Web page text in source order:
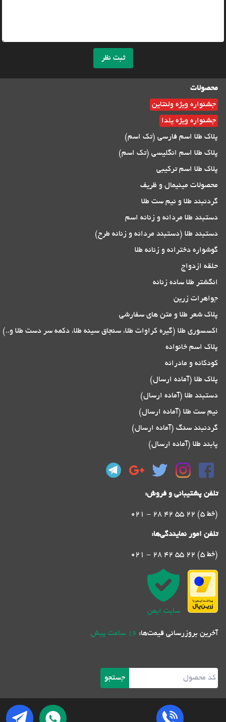
ثبت نظر
محصولات
جشنواره ویژه ولنتاین
جشنواره ویژه یلدا
پلاک طلا اسم فارسی (تک اسم)
پلاک طلا اسم انگلیسی (تک اسم)
پلاک طلا اسم ترکیبی
محصولات مینیمال و ظریف
گردنبند طلا و نیم ست طلا
دستبند طلا مردانه و زنانه اسم
دستبند طلا (دستبند مردانه و زنانه طرح)
گوشواره دخترانه و زنانه طلا
حلقه ازدواج
انگشتر طلا ساده زنانه
جواهرات زرین
پلاک شعر طلا و متن های سفارشی
اکسسوری طلا (گیره کراوات طلا، سنجاق سینه طلا، دکمه سر دست طلا و..)
پلاک اسم خانواده
کودکانه و مادرانه
پلاک طلا (آماده ارسال)
دستبند طلا (آماده ارسال)
نیم ست طلا (آماده ارسال)
گردنبند سنگ (آماده ارسال)
پابند طلا (آماده ارسال)
تلفن پشتیبانی و فروش:
021 - 28 42 55 22 (5 خط)
تلفن امور نمایندگی‌ها:
021 - 28 42 55 22 (5 خط)
سایت ایمن
آخرین بروزرسانی قیمت‌ها: 16 ساعت پیش
جستجو